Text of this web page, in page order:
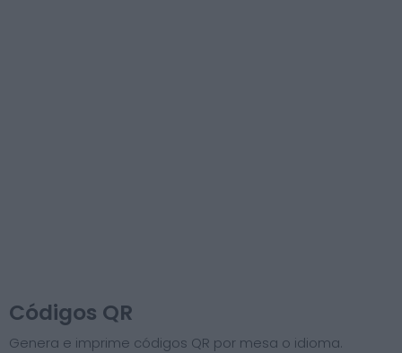
Códigos QR
Genera e imprime códigos QR por mesa o idioma.